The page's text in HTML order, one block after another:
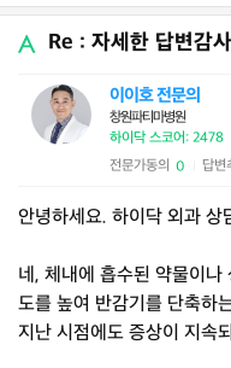
Re : 자세한 답변감
이이호 전문의
창원파티마병원
하이닥 스코어: 2478
전문가동의 0 답변
안녕하세요. 하이닥 외과 상
네, 체내에 흡수된 약물이
도를 높여 반감기를 단축하
지난 시점에도 증상이 지속